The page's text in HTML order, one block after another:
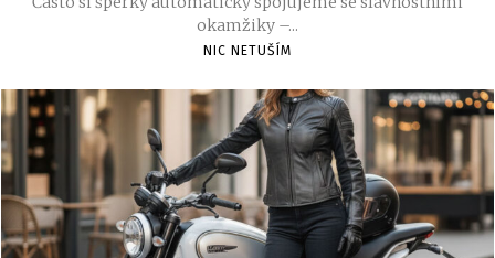
okamžiky –...
NIC NETUŠÍM